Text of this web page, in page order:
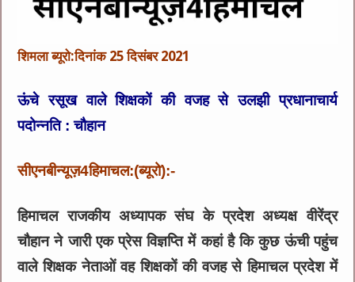
शिमला ब्यूरो:दिनांक 25 दिसंबर 2021
ऊंचे रसूख वाले शिक्षकों की वजह से उलझी प्रधानाचार्य
पदोन्नति : चौहान
सीएनबीन्यूज़4हिमाचल:(ब्यूरो):-
हिमाचल राजकीय अध्यापक संघ के प्रदेश अध्यक्ष वीरेंद्र
चौहान ने जारी एक प्रेस विज्ञप्ति में कहां है कि कुछ ऊंची पहुंच
वाले शिक्षक नेताओं वह शिक्षकों की वजह से हिमाचल प्रदेश में